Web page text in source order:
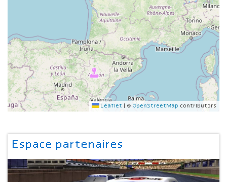
Leaflet © OpenStreetMap contributors
Espace partenaires